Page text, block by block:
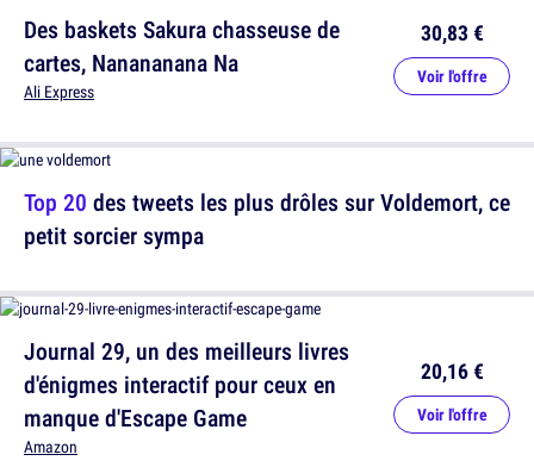
Top 20 des tweets les plus drôles sur Voldemort, ce
petit sorcier sympa
Des baskets Sakura chasseuse de
cartes, Nanananana Na
Ali Express
30,83 €
Voir l'offre
Journal 29, un des meilleurs livres
d'énigmes interactif pour ceux en
manque d'Escape Game
Amazon
20,16 €
Voir l'offre